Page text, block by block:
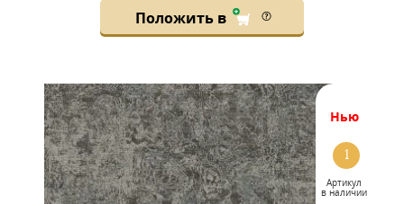
Положить в
нью
1
Артикул
в наличии